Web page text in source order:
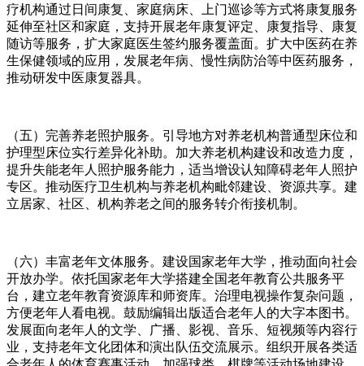
疗机构通过日间康复、家庭病床、上门巡诊等方式将康复服务
延伸至社区和家庭，支持开展老年康复评定、康复指导、康复
随访等服务，扩大家庭医生签约服务覆盖面。扩大中医药在养
生保健领域的应用，发展老年病、慢性病防治等中医药服务，
推动研发中医康复器具。
（五）完善养老照护服务。引导地方对养老机构普通型床位和
护理型床位实行差异化补助。加大养老机构建设和改造力度，
提升失能老年人照护服务能力，适当增设认知障碍老年人照护
专区。推动医疗卫生机构与养老机构毗邻建设、资源共享。建
立居家、社区、机构养老之间的服务转介衔接机制。
（六）丰富老年文体服务。建设国家老年大学，推动面向社会
开放办学。依托国家老年大学搭建全国老年教育公共服务平
台，建立老年教育资源库和师资库。治理电视操作复杂问题，
方便老年人看电视。鼓励编辑出版适合老年人的大字本图书。
发展面向老年人的文学、广播、影视、音乐、短视频等内容行
业，支持老年文化团体和演出队伍交流展示。组织开展各类适